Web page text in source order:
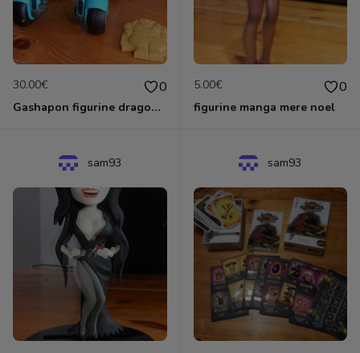
30.00€ 0
Gashapon figurine dragon ball sangoku + oolong +moto bleue
5.00€ 0
figurine manga mere noel
sam93 sam93